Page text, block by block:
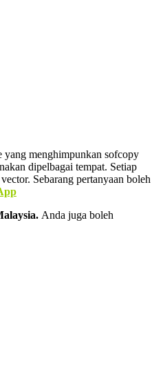
menghimpunkan sofcopy
dipelbagai tempat. Setiap
Sebarang pertanyaan boleh
Anda juga boleh